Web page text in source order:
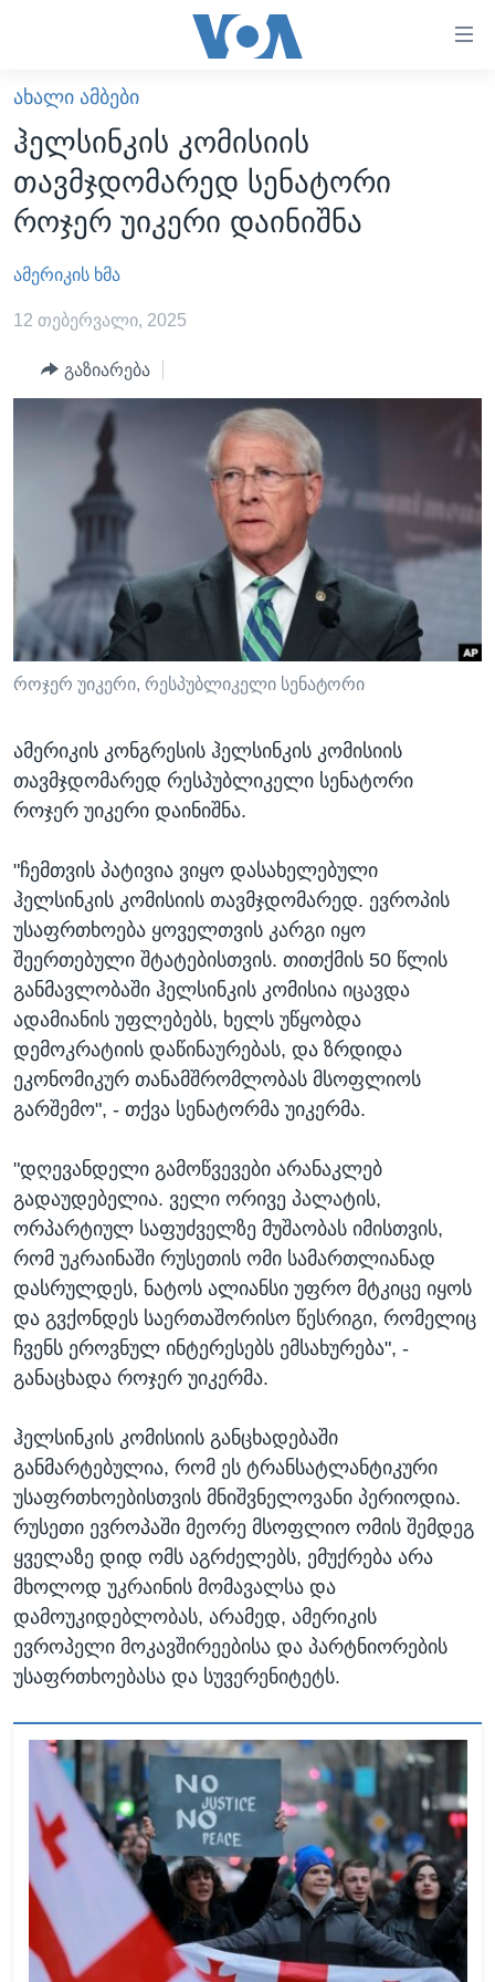
ხელმისაწვდომობისთვის
გადადით
მთავარზე
გადადით
მთავარ
ნავიგაციაზე
გადადით
ძიებაზე
ᲐᲮᲐᲚᲘ ᲐᲛᲑᲔᲑᲘ
ᲡᲐᲥᲐᲠᲗᲕᲔᲚᲝ
ᲐᲨᲨ
ᲐᲨᲨ-ᲘᲡ ᲐᲠᲩᲔᲕᲜᲔᲑᲘ 2024
ᲛᲡᲝᲤᲚᲘᲝ
ᲕᲘᲓᲔᲝᲔᲑᲘ
ᲒᲐᲓᲐᲪᲔᲛᲔᲑᲘ
ᲕᲐᲨᲘᲜᲒᲢᲝᲜᲘ ᲓᲦᲔᲡ
ᲡᲢᲣᲓᲘᲐ ᲕᲐᲨᲘᲜᲒᲢᲝᲜᲘ
ᲡᲮᲕᲐ ᲡᲘᲐᲮᲚᲔᲔᲑᲘ
ᲔᲙᲝᲜᲝᲛᲘᲙᲐ
ᲯᲐᲜᲛᲠᲗᲔᲚᲝᲑᲐ
ᲛᲔᲪᲜᲘᲔᲠᲔᲑᲐ
ᲘᲜᲢᲔᲠᲕᲘᲣ
ᲙᲣᲚᲢᲣᲠᲐ
ᲓᲔᲖᲘᲜᲤᲝᲠᲛᲐᲪᲘᲐ
ᲠᲣᲡᲔᲗᲘᲡ ᲨᲔᲭᲠᲐ ᲣᲙᲠᲐᲘᲜᲐᲨᲘ
Learning English
ᲗᲕᲐᲚᲘ ᲒᲕᲐᲓᲔᲕᲜᲔᲗ
ენები
ᲐᲮᲐᲚᲘ ᲐᲛᲑᲔᲑᲘ
ჰელსინკის კომისიის
თავმჯდომარედ სენატორი
როჯერ უიკერი დაინიშნა
ამერიკის ხმა
12 თებერვალი, 2025
გაზიარება
როჯერ უიკერი, რესპუბლიკელი სენატორი
ამერიკის კონგრესის ჰელსინკის კომისიის
თავმჯდომარედ რესპუბლიკელი სენატორი
როჯერ უიკერი დაინიშნა.
"ჩემთვის პატივია ვიყო დასახელებული
ჰელსინკის კომისიის თავმჯდომარედ. ევროპის
უსაფრთხოება ყოველთვის კარგი იყო
შეერთებული შტატებისთვის. თითქმის 50 წლის
განმავლობაში ჰელსინკის კომისია იცავდა
ადამიანის უფლებებს, ხელს უწყობდა
დემოკრატიის დაწინაურებას, და ზრდიდა
ეკონომიკურ თანამშრომლობას მსოფლიოს
გარშემო", - თქვა სენატორმა უიკერმა.
"დღევანდელი გამოწვევები არანაკლებ
გადაუდებელია. ველი ორივე პალატის,
ორპარტიულ საფუძველზე მუშაობას იმისთვის,
რომ უკრაინაში რუსეთის ომი სამართლიანად
დასრულდეს, ნატოს ალიანსი უფრო მტკიცე იყოს
და გვქონდეს საერთაშორისო წესრიგი, რომელიც
ჩვენს ეროვნულ ინტერესებს ემსახურება", -
განაცხადა როჯერ უიკერმა.
ჰელსინკის კომისიის განცხადებაში
განმარტებულია, რომ ეს ტრანსატლანტიკური
უსაფრთხოებისთვის მნიშვნელოვანი პერიოდია.
რუსეთი ევროპაში მეორე მსოფლიო ომის შემდეგ
ყველაზე დიდ ომს აგრძელებს, ემუქრება არა
მხოლოდ უკრაინის მომავალსა და
დამოუკიდებლობას, არამედ, ამერიკის
ევროპელი მოკავშირეებისა და პარტნიორების
უსაფრთხოებასა და სუვერენიტეტს.